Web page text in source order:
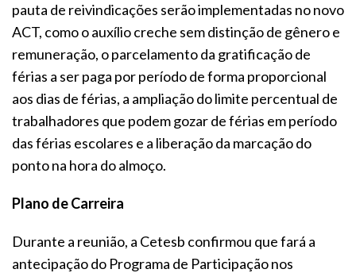
pauta de reivindicações serão implementadas no novo
ACT, como o auxílio creche sem distinção de gênero e
remuneração, o parcelamento da gratificação de
férias a ser paga por período de forma proporcional
aos dias de férias, a ampliação do limite percentual de
trabalhadores que podem gozar de férias em período
das férias escolares e a liberação da marcação do
ponto na hora do almoço.
Plano de Carreira
Durante a reunião, a Cetesb confirmou que fará a
antecipação do Programa de Participação nos